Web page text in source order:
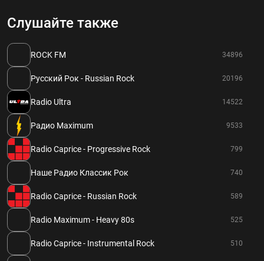
Слушайте также
ROCK FM 34896
Русский Рок - Russian Rock 20196
Radio Ultra 14522
Радио Maximum 9533
Radio Caprice - Progressive Rock 799
Наше Радио Классик Рок 740
Radio Caprice - Russian Rock 589
Radio Maximum - Heavy 80s 525
Radio Caprice - Instrumental Rock 510